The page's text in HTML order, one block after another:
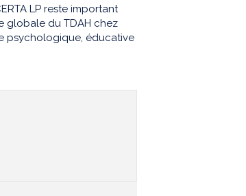
LP reste important
globale du TDAH chez
psychologique, éducative